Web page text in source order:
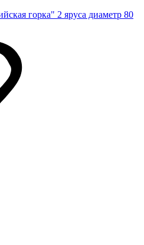
горка" 2 яруса диаметр 80